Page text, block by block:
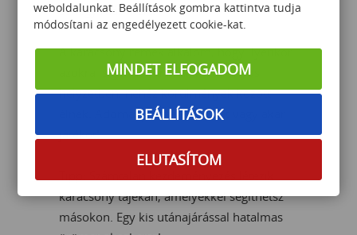
5. Tégy másokért!
A karácsony remek alkalom, hogy ilyenkor
azokra is gondoljunk, akik hátrányos
helyzetben, nehéz körülmények között
élnek. Adományozz ételt, ruhát vagy akár
játékot!
karácsony tájékán, amelyekkel segíthetsz
másokon. Egy kis utánajárással hatalmas
weboldalunkat. Beállítások gombra kattintva tudja
módosítani az engedélyezett cookie-kat.
MINDET ELFOGADOM
BEÁLLÍTÁSOK
ELUTASÍTOM